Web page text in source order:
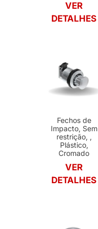
VER
DETALHES
Fechos de
Impacto, Sem
restrição, ,
Plástico,
Cromado
VER
DETALHES